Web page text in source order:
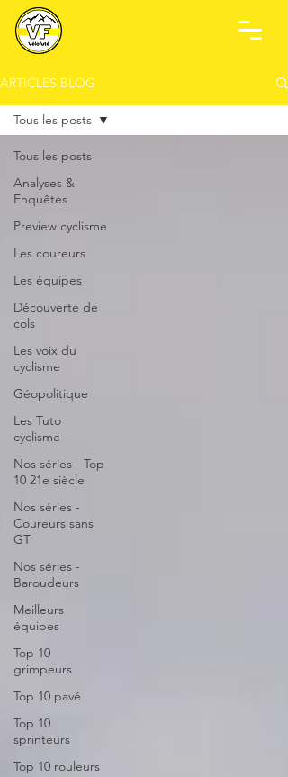
ARTICLES BLOG
Tous les posts
Analyses &
Enquêtes
Preview cyclisme
Les coureurs
Les équipes
Découverte de
cols
Les voix du
cyclisme
Géopolitique
Les Tuto
cyclisme
Nos séries - Top
10 21e siècle
Nos séries -
Coureurs sans
GT
Nos séries -
Baroudeurs
Meilleurs
équipes
Top 10
grimpeurs
Top 10 pavé
Top 10
sprinteurs
Top 10 rouleurs
Tous les posts